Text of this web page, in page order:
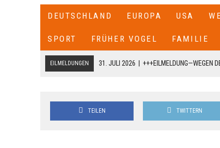
DEUTSCHLAND EUROPA USA
SPORT FRÜHER VOGEL FAMILIE
EILMELDUNGEN 31. JULI 2026
+++EILMELDUNG—WEGEN
FRAKTION SCHREIBT ER: „ICH HABE DIE
TEILEN TWITTERN